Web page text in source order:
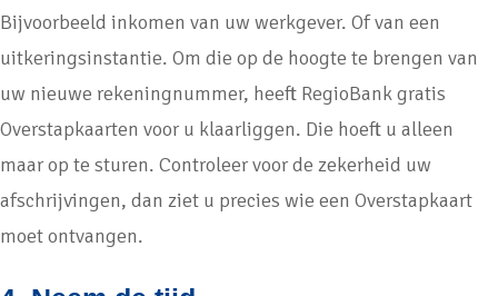
Bijvoorbeeld inkomen van uw werkgever. Of van een
uitkeringsinstantie. Om die op de hoogte te brengen van
uw nieuwe rekeningnummer, heeft RegioBank gratis
Overstapkaarten voor u klaarliggen. Die hoeft u alleen
maar op te sturen. Controleer voor de zekerheid uw
afschrijvingen, dan ziet u precies wie een Overstapkaart
moet ontvangen.